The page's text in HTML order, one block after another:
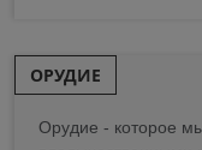
ОРУДИЕ
Орудие - которое